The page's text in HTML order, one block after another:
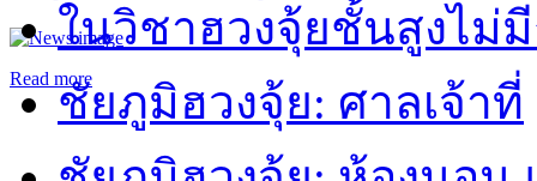
Read more
ในวิชาฮวงจุ้ยชั้นสูงไม่
ชัยภูมิฮวงจุ้ย: ศาลเจ้าที่